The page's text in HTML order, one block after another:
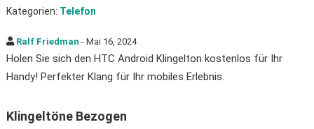
Kategorien: Telefon
Ralf Friedman - Mai 16, 2024
Holen Sie sich den HTC Android Klingelton kostenlos für Ihr
Handy! Perfekter Klang für Ihr mobiles Erlebnis.
Klingeltöne Bezogen